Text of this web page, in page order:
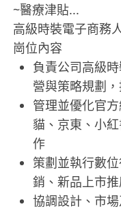
~醫療津貼...
高級時裝電子商務
崗位內容
負責公司高級
營與策略規劃
管理並優化官
貓、京東、小
作
策劃並執行數
銷、新品上市
協調設計、市